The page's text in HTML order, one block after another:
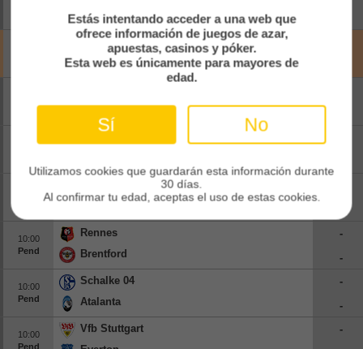
Rayo Vallecano
Club Brugge U23
Le Havre
Pend
09:00
Manchester United
Paris Saint-germain
10:00
Pend
Rennes
Brentford
-
-
10:00
Pend
Schalke 04
Atalanta
-
-
10:00
Pend
Vfb Stuttgart
-
Estás intentando acceder a una web que
ofrece información de juegos de azar,
apuestas, casinos y póker.
Esta web es únicamente para mayores de
edad.
Sí No
Utilizamos cookies que guardarán esta información durante
30 días.
Al confirmar tu edad, aceptas el uso de estas cookies.